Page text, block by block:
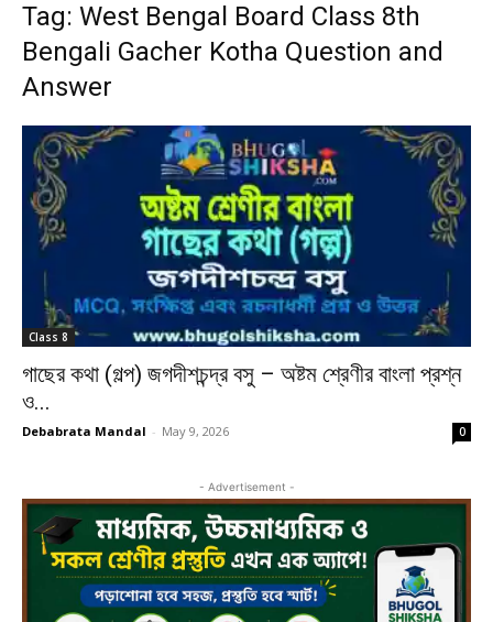
Tag: West Bengal Board Class 8th
Bengali Gacher Kotha Question and
Answer
Class 8
গাছের কথা (গল্প) জগদীশচন্দ্র বসু – অষ্টম শ্রেণীর বাংলা প্রশ্ন
ও...
Debabrata Mandal - May 9, 2026 0
- Advertisement -